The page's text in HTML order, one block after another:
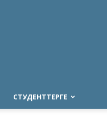
СТУДЕНТТЕРГЕ